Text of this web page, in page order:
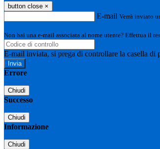
button close ×
E-mail Verrà inviato
Non hai una e-mail associata al nome utente? Effettua il
E-mail inviata, si prega di controllare la casella di
Errore
Chiudi
Successo
Chiudi
Informazione
Chiudi